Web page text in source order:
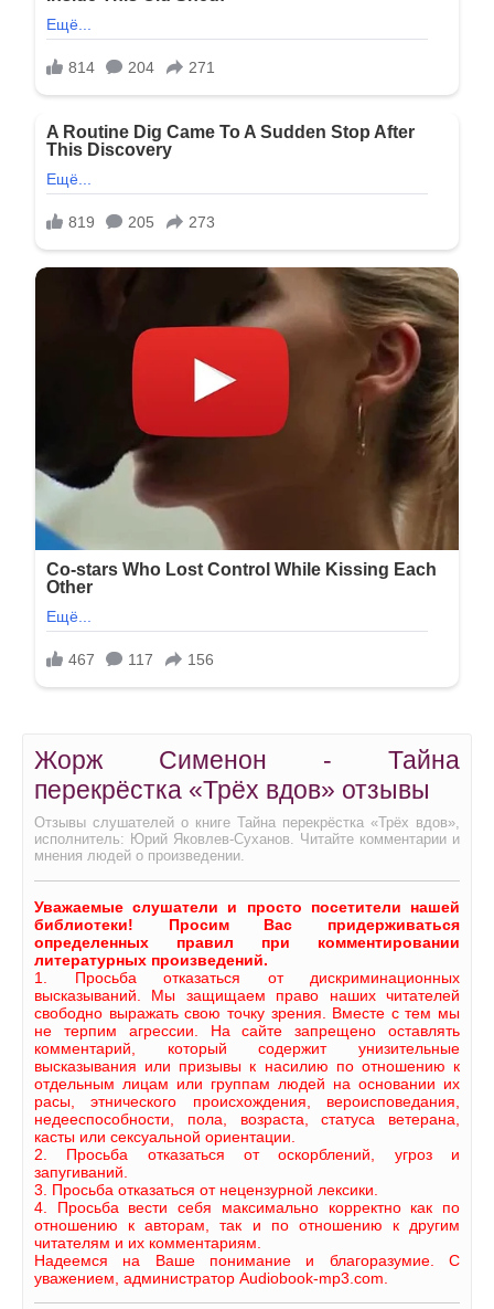
Жорж Сименон - Тайна
перекрёстка «Трёх вдов» отзывы
Отзывы слушателей о книге Тайна перекрёстка «Трёх вдов»,
исполнитель: Юрий Яковлев-Суханов. Читайте комментарии и
мнения людей о произведении.
Уважаемые слушатели и просто посетители нашей
библиотеки! Просим Вас придерживаться
определенных правил при комментировании
литературных произведений.
1. Просьба отказаться от дискриминационных
высказываний. Мы защищаем право наших читателей
свободно выражать свою точку зрения. Вместе с тем мы
не терпим агрессии. На сайте запрещено оставлять
комментарий, который содержит унизительные
высказывания или призывы к насилию по отношению к
отдельным лицам или группам людей на основании их
расы, этнического происхождения, вероисповедания,
недееспособности, пола, возраста, статуса ветерана,
касты или сексуальной ориентации.
2. Просьба отказаться от оскорблений, угроз и
запугиваний.
3. Просьба отказаться от нецензурной лексики.
4. Просьба вести себя максимально корректно как по
отношению к авторам, так и по отношению к другим
читателям и их комментариям.
Надеемся на Ваше понимание и благоразумие. С
уважением, администратор Audiobook-mp3.com.